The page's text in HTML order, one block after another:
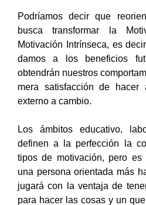
Podríamos decir que
busca transformar la
Motivación
Intrínseca, es
damos a los beneficios
obtendrán nuestros
mera satisfacción de hacer
externo a cambio.
Los ámbitos educativo,
definen a la perfección la
tipos de motivación, pero
una persona orientada más
jugará con la ventaja de
para hacer las cosas y un